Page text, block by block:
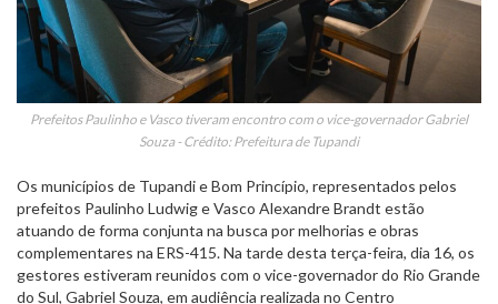
Prefeitos Paulinho e Vasco tiveram encontro com o vice-governador Gabriel
Souza - Crédito: Prefeitura de Tupandi
Os municípios de Tupandi e Bom Princípio, representados pelos
prefeitos Paulinho Ludwig e Vasco Alexandre Brandt estão
atuando de forma conjunta na busca por melhorias e obras
complementares na ERS-415. Na tarde desta terça-feira, dia 16, os
gestores estiveram reunidos com o vice-governador do Rio Grande
do Sul, Gabriel Souza, em audiência realizada no Centro